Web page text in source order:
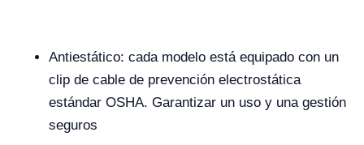
Antiestático: cada modelo está equipado con un
clip de cable de prevención electrostática
estándar OSHA. Garantizar un uso y una gestión
seguros